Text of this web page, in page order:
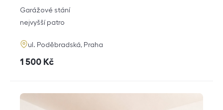
rozměry
dispozice
Garážové stání
funkce
nejvyšší patro
adresa
ul. Poděbradská, Praha
cena
1 500 Kč